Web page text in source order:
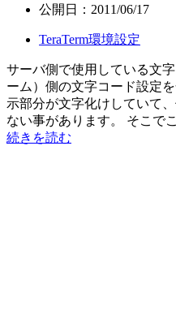
公開日： 2011/06/17
TeraTerm環境設定
サーバ側で使用している文
ーム）側の文字コード設定
示部分が文字化けしていて
ない事があります。 そこで
続きを読む